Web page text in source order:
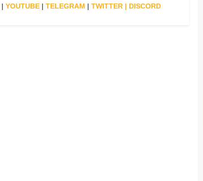
| YOUTUBE | TELEGRAM | TWITTER | DISCORD